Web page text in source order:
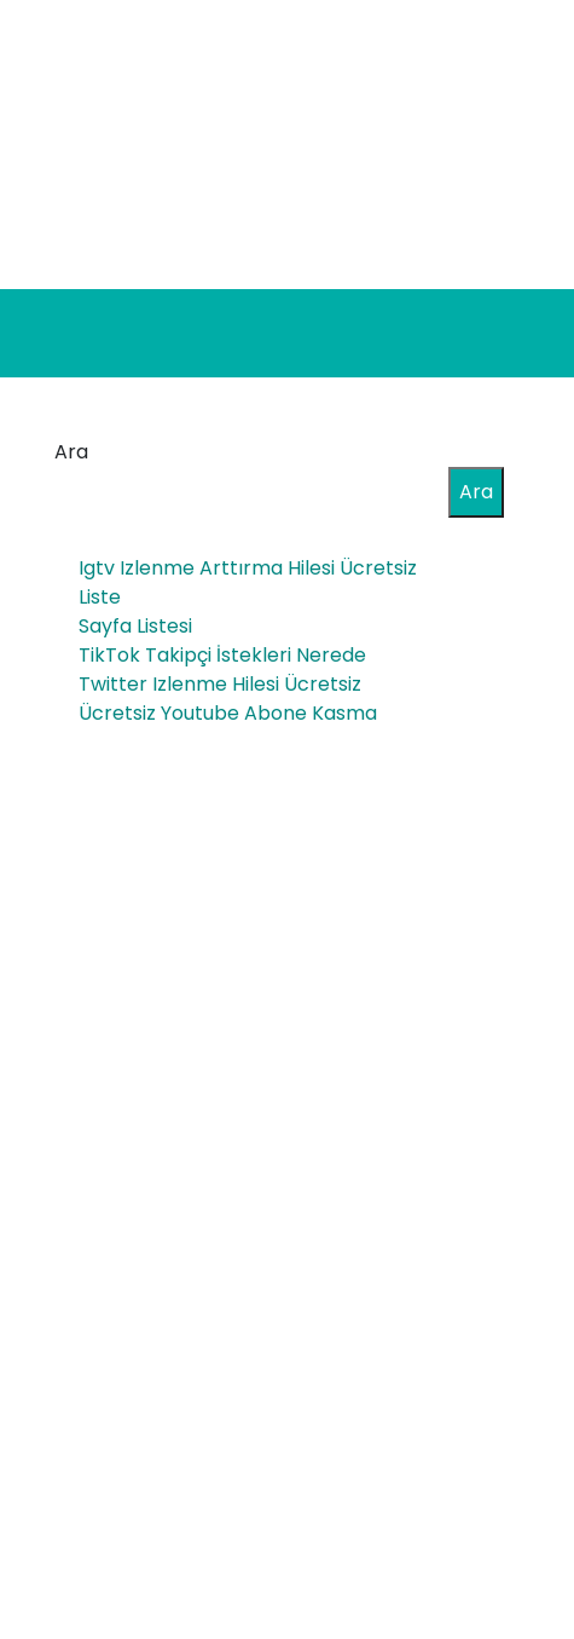
Ara
Ara
Igtv Izlenme Arttırma Hilesi Ücretsiz
Liste
Sayfa Listesi
TikTok Takipçi İstekleri Nerede
Twitter Izlenme Hilesi Ücretsiz
Ücretsiz Youtube Abone Kasma